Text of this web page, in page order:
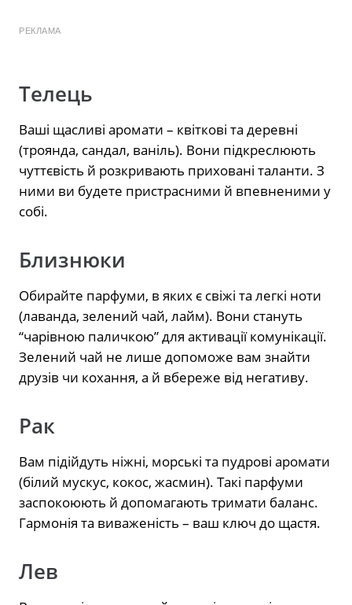
РЕКЛАМА
Телець
Ваші щасливі аромати – квіткові та деревні
(троянда, сандал, ваніль). Вони підкреслюють
чуттєвість й розкривають приховані таланти. З
ними ви будете пристрасними й впевненими у
собі.
Близнюки
Обирайте парфуми, в яких є свіжі та легкі ноти
(лаванда, зелений чай, лайм). Вони стануть
“чарівною паличкою” для активації комунікації.
Зелений чай не лише допоможе вам знайти
друзів чи кохання, а й вбереже від негативу.
Рак
Вам підійдуть ніжні, морські та пудрові аромати
(білий мускус, кокос, жасмин). Такі парфуми
заспокоюють й допомагають тримати баланс.
Гармонія та виваженість – ваш ключ до щастя.
Лев